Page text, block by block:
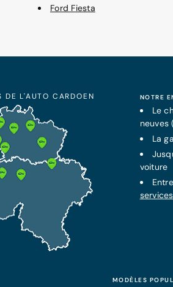
Ford Fiesta
NOTRE
Le
neuves
La
voiture
DE L'AUTO CARDOEN
MODÈLES